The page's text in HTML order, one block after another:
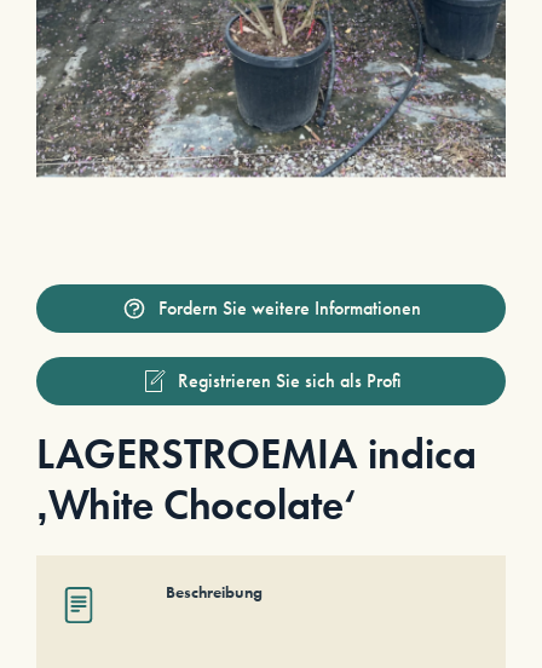
Fordern Sie weitere Informationen
Registrieren Sie sich als Profi
LAGERSTROEMIA indica
‚White Chocolate‘
Beschreibung